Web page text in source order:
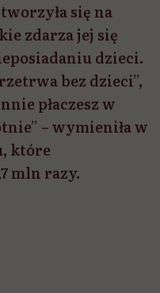
się na
zdarza jej się
dzieci.
bez dzieci”,
płaczesz w
– wymieniła w
które
mln razy.